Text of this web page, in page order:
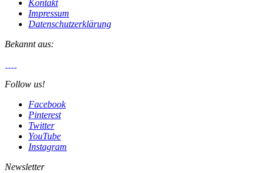
Kontakt
Impressum
Datenschutzerklärung
Bekannt aus:
Follow us!
Facebook
Pinterest
Twitter
YouTube
Instagram
Newsletter